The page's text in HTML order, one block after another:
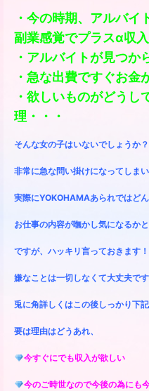
・今の時期、アルバイ
副業感覚でプラスα収
・アルバイトが見つか
・急な出費ですぐお金
・欲しいものがどうし
理・・・
そんな女の子はいないでしょうか？
非常に急な問い掛けになってしまい
実際にYOKOHAMAあられではど
お仕事の内容が嘸かし気になるかと
ですが、ハッキリ言っておきます
嫌なことは一切しなくて大丈夫です
兎に角詳しくはこの後しっかり下
要は理由はどうあれ、
今すぐにでも収入が欲しい
今のご時世なので今後の為にも